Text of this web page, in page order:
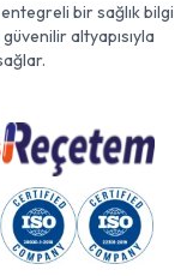
bir sağlık bilgi
altyapısıyla